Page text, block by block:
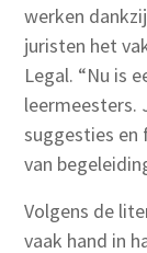
werken
juristen het
Legal. “Nu is
leermeesters.
suggesties en
van
Volgens de
vaak hand in